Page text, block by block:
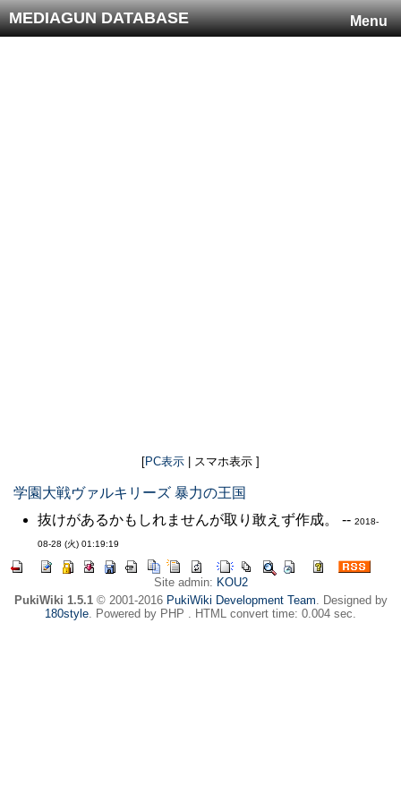
Menu
MEDIAGUN DATABASE
[PC表示 | スマホ表示 ]
学園大戦ヴァルキリーズ 暴力の王国
抜けがあるかもしれませんが取り敢えず作成。 -- 2018-
08-28 (火) 01:19:19
Site admin: KOU2
PukiWiki 1.5.1© 2001-2016 PukiWiki Development Team. Designed by
180style. Powered by PHP . HTML convert time: 0.004 sec.